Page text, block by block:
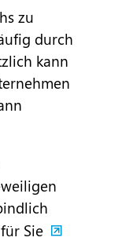
zu
durch
kann
Sie